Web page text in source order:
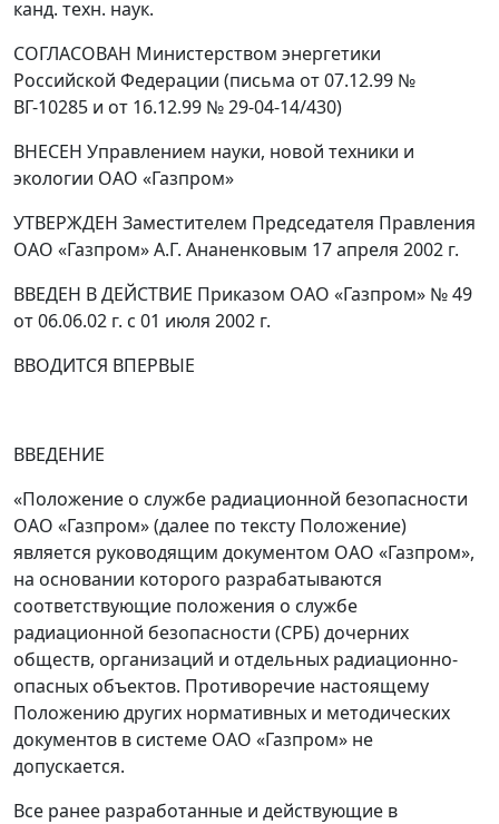
канд. техн. наук.
СОГЛАСОВАН Министерством энергетики
Российской Федерации (письма от 07.12.99 №
ВГ-10285 и от 16.12.99 № 29-04-14/430)
ВНЕСЕН Управлением науки, новой техники и
экологии ОАО «Газпром»
УТВЕРЖДЕН Заместителем Председателя Правления
ОАО «Газпром» А.Г. Ананенковым 17 апреля 2002 г.
ВВЕДЕН В ДЕЙСТВИЕ Приказом ОАО «Газпром» № 49
от 06.06.02 г. с 01 июля 2002 г.
ВВОДИТСЯ ВПЕРВЫЕ
ВВЕДЕНИЕ
«Положение о службе радиационной безопасности
ОАО «Газпром» (далее по тексту Положение)
является руководящим документом ОАО «Газпром»,
на основании которого разрабатываются
соответствующие положения о службе
радиационной безопасности (СРБ) дочерних
обществ, организаций и отдельных радиационно-
опасных объектов. Противоречие настоящему
Положению других нормативных и методических
документов в системе ОАО «Газпром» не
допускается.
Все ранее разработанные и действующие в